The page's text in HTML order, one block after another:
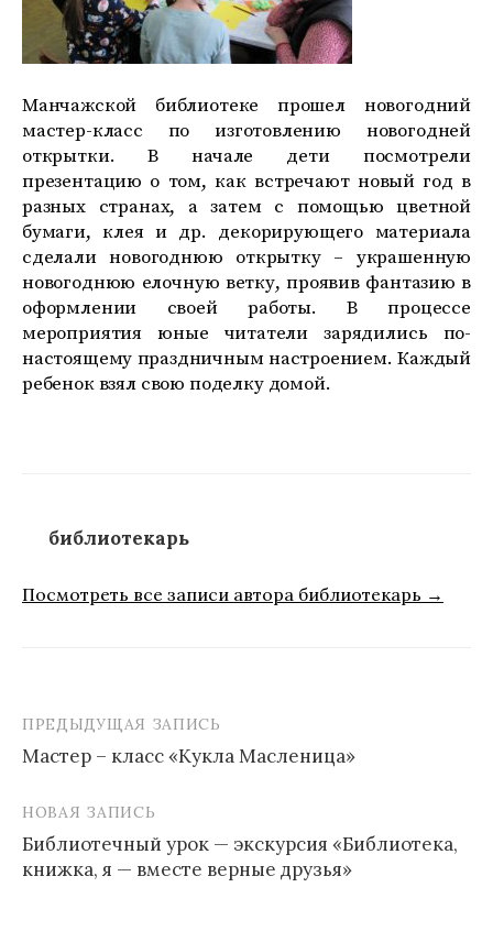
Манчажской библиотеке прошел новогодний
мастер-класс по изготовлению новогодней
открытки. В начале дети посмотрели
презентацию о том, как встречают новый год в
разных странах, а затем с помощью цветной
бумаги, клея и др. декорирующего материала
сделали новогоднюю открытку – украшенную
новогоднюю елочную ветку, проявив фантазию в
оформлении своей работы. В процессе
мероприятия юные читатели зарядились по-
настоящему праздничным настроением. Каждый
ребенок взял свою поделку домой.
библиотекарь
Посмотреть все записи автора библиотекарь →
Навигация
записям
ПРЕДЫДУЩАЯ ЗАПИСЬ
Мастер – класс «Кукла Масленица»
НОВАЯ ЗАПИСЬ
Библиотечный урок — экскурсия «Библиотека,
книжка, я — вместе верные друзья»